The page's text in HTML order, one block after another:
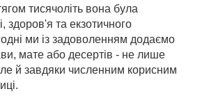
тисячоліть вона була
здоров'я та екзотичного
ми із задоволенням додаємо
мате або десертів - не лише
й завдяки численним корисним